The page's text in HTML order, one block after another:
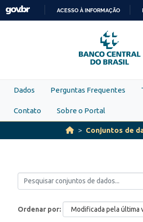
Skip to main content
PARA
O
CONTEÚDO
ACESSO À INFORMAÇÃO
Dados Perguntas Frequentes
Contato Sobre o Portal
Conjuntos de
Ordenar por